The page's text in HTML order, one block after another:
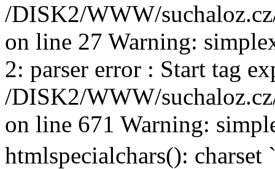
/DISK2/WWW/
on line 27 Warning:
2: parser error : Start tag
/DISK2/WWW/
on line 671 Warning:
htmlspecialchars():